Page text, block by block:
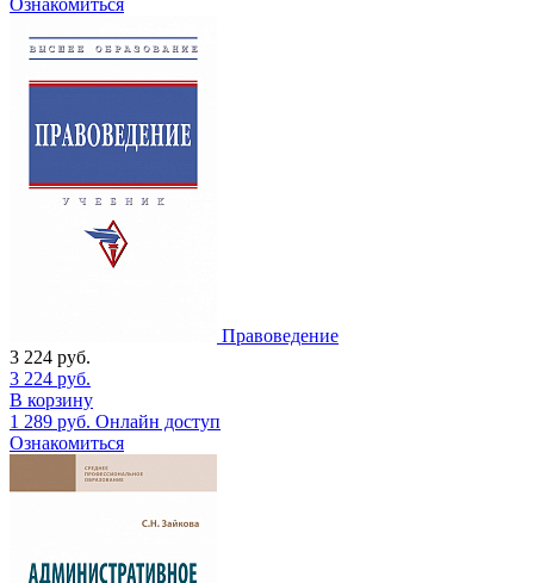
Правоведение
3 224 руб.
3 224 руб.
В корзину
1 289 руб. Онлайн доступ
Ознакомиться